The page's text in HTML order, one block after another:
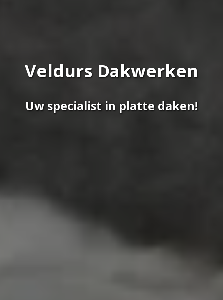
Veldurs Dakwerken
Uw specialist in platte daken!